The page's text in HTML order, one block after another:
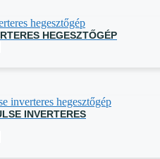
HEGESZTŐGÉP
INVERTERES